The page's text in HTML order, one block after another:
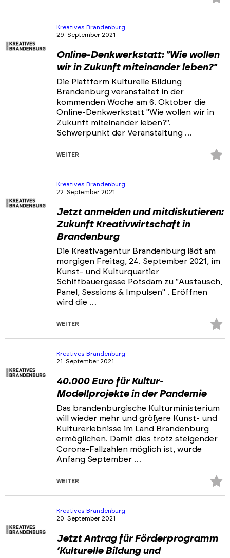
Kreatives Brandenburg
29. September 2021
Online-Denkwerkstatt: "Wie wollen
wir in Zukunft miteinander leben?"
Die Plattform Kulturelle Bildung
Brandenburg veranstaltet in der
kommenden Woche am 6. Oktober die
Online-Denkwerkstatt "Wie wollen wir in
Zukunft miteinander leben?".
Schwerpunkt der Veranstaltung …
WEITER
Kreatives Brandenburg
22. September 2021
Jetzt anmelden und mitdiskutieren:
Zukunft Kreativwirtschaft in
Brandenburg
Die Kreativagentur Brandenburg lädt am
morgigen Freitag, 24. September 2021, im
Kunst- und Kulturquartier
Schiffbauergasse Potsdam zu "Austausch,
Panel, Sessions & Impulsen" . Eröffnen
wird die …
WEITER
Kreatives Brandenburg
21. September 2021
40.000 Euro für Kultur-
Modellprojekte in der Pandemie
Das brandenburgische Kulturministerium
will wieder mehr und größere Kunst- und
Kulturerlebnisse im Land Brandenburg
ermöglichen. Damit dies trotz steigender
Corona-Fallzahlen möglich ist, wurde
Anfang September …
WEITER
Kreatives Brandenburg
20. September 2021
Jetzt Antrag für Förderprogramm
‘Kulturelle Bildung und